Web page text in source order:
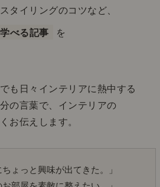
タイリングのコツなど、
べる記事 を
も日々インテリアに熱中する
の言葉で、インテリアの
お伝えします。
ょっと興味が出てきた。」